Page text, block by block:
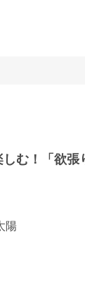
む！「欲
陽